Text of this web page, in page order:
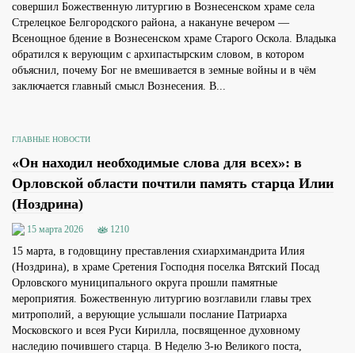
совершил Божественную литургию в Вознесенском храме села
Стрелецкое Белгородского района, а накануне вечером —
Всенощное бдение в Вознесенском храме Старого Оскола. Владыка
обратился к верующим с архипастырским словом, в котором
объяснил, почему Бог не вмешивается в земные войны и в чём
заключается главный смысл Вознесения. В...
ГЛАВНЫЕ НОВОСТИ
«Он находил необходимые слова для всех»: в
Орловской области почтили память старца Илии
(Ноздрина)
15 марта 2026 1210
15 марта, в годовщину преставления схиархимандрита Илия
(Ноздрина), в храме Сретения Господня поселка Вятский Посад
Орловского муниципального округа прошли памятные
мероприятия. Божественную литургию возглавили главы трех
митрополий, а верующие услышали послание Патриарха
Московского и всея Руси Кирилла, посвященное духовному
наследию почившего старца. В Неделю 3-ю Великого поста,